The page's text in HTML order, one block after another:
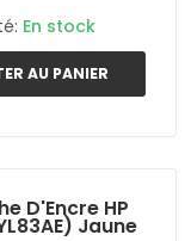
En stock
AU PANIER
D'Encre HP
Jaune